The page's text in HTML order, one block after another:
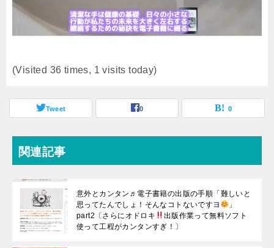
(Visited 36 times, 1 visits today)
Tweet 0 0
関連記事
意外とカンタン♬電子書籍の出版の手順「難しいと
思ってたんでしょ！そんなコトないですヨ
」
part2〔さらにオドロキ
出版作業って無料ソフト
使って工程がカンタンすぎ！〕